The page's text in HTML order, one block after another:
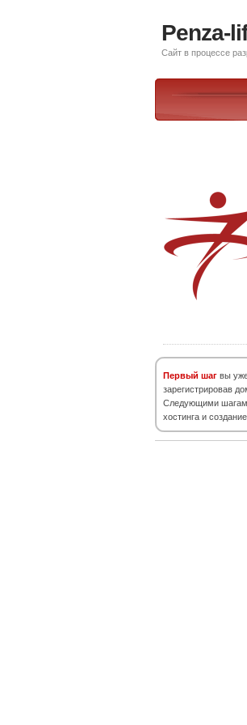
Penza-
Сайт в процессе
Первый шаг вы
зарегистрировав
Следующими
хостинга и